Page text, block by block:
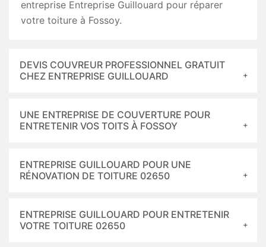
entreprise Entreprise Guillouard pour réparer
votre toiture à Fossoy.
DEVIS COUVREUR PROFESSIONNEL GRATUIT
CHEZ ENTREPRISE GUILLOUARD
UNE ENTREPRISE DE COUVERTURE POUR
ENTRETENIR VOS TOITS À FOSSOY
ENTREPRISE GUILLOUARD POUR UNE
RÉNOVATION DE TOITURE 02650
ENTREPRISE GUILLOUARD POUR ENTRETENIR
VOTRE TOITURE 02650